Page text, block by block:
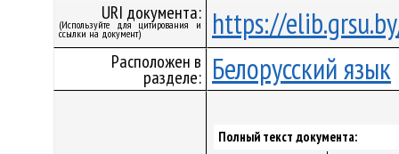
URI документа:
(Используйте для цитирования и
ссылки на документ) https://
Расположен в
разделе: Белорусский язык
Полный текст документа: